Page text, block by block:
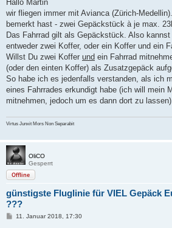
r
a
Hallo Martin
wir fliegen immer mit Avianca (Zürich-
bemerkt hast - zwei Gepäckstück à je max.
Das Fahrrad gilt als Gepäckstück. Also
entweder zwei Koffer, oder ein Koffer und ein
Willst Du zwei Koffer und ein Fahrrad
(oder den einten Koffer) als Zusatzgepäck
So habe ich es jedenfalls verstanden, als ich
eines Fahrrades erkundigt habe (ich will mein
mitnehmen, jedoch um es dann dort zu lassen).
Virtus Junxit Mors Non Separabit
OliCO
Gesperrt
Offline
günstigste Fluglinie für VIEL Gepäck
???
B11. Januar 2018, 17:30